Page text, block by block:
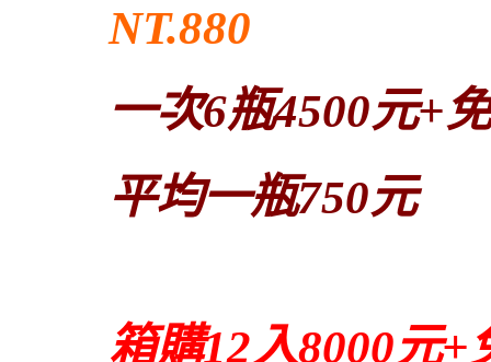
NT.880
一次6瓶4500元+
平均一瓶750元
箱購12入8000元+